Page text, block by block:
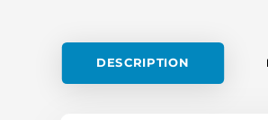
DESCRIPTION